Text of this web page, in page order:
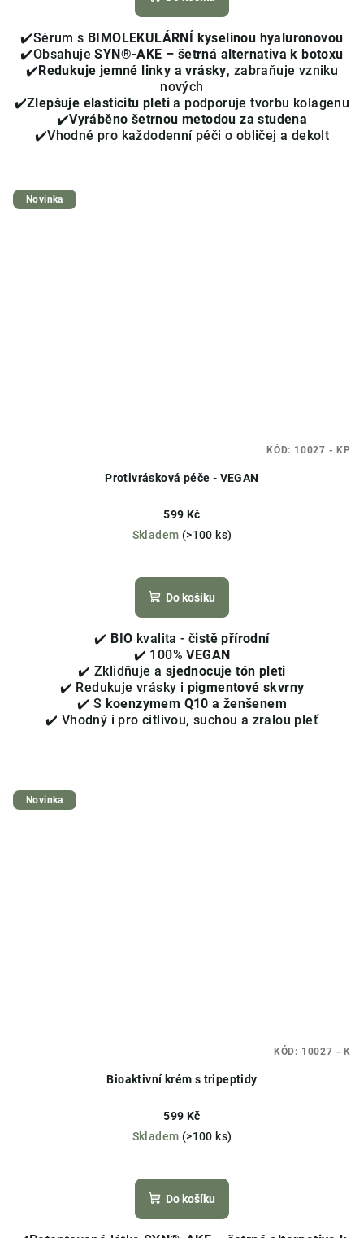
z
5
hvězdiček.
✔️Sérum s BIMOLEKULÁRNÍ kyselinou hyaluronovou
✔️ObsahujeSYN®-AKE – šetrná alternativa k botoxu
✔️Redukuje jemné linky a vrásky, zabraňuje vzniku
nových
✔️Zlepšuje elasticitu pleti a podporuje tvorbu kolagenu
✔️Vyráběno šetrnou metodou za studena
✔️Vhodné pro každodenní péči o obličej a dekolt
Novinka
Protivrásková péče - VEGAN
599 Kč
Skladem (>100 ks)
hodnocení
produktu
z
5
hvězdiček.
Do košíku
✔️ BIO kvalita - čistě přírodní
✔️ 100%VEGAN
✔️ Zklidňuje a sjednocuje tón pleti
✔️ Redukuje vrásky i pigmentové skvrny
✔️ S koenzymem Q10 a ženšenem
✔️ Vhodný i pro citlivou, suchou a zralou pleť
KÓD: 10027 - KP
Novinka
Bioaktivní krém s tripeptidy
599 Kč
Skladem (>100 ks)
hodnocení
produktu
Do košíku
KÓD: 10027 - K